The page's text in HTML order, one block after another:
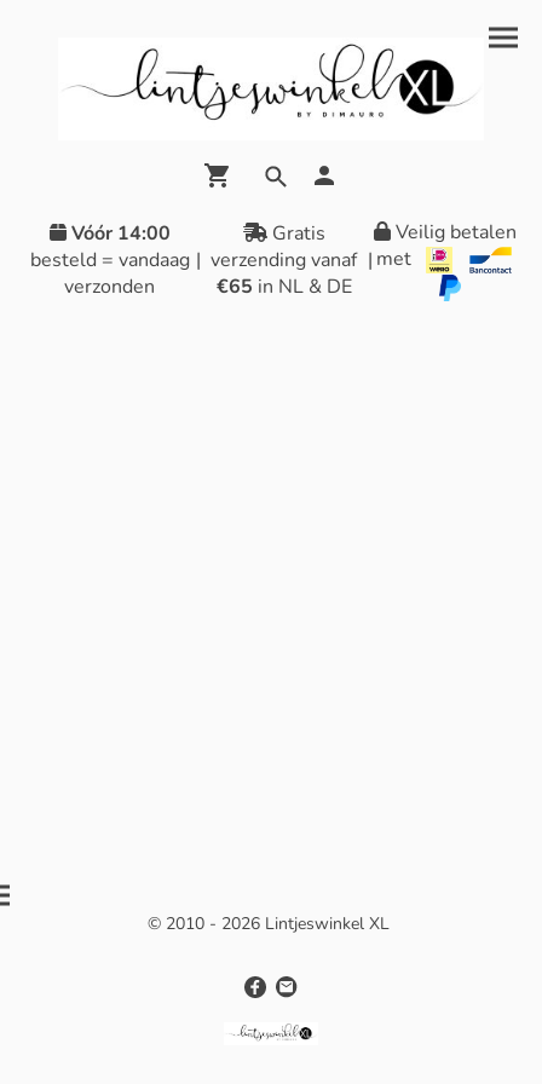
Vóór 14:00
besteld = vandaag
verzonden
|
Gratis
verzending vanaf
€65 in NL & DE
|
Veilig betalen
met
© 2010 - 2026 Lintjeswinkel XL